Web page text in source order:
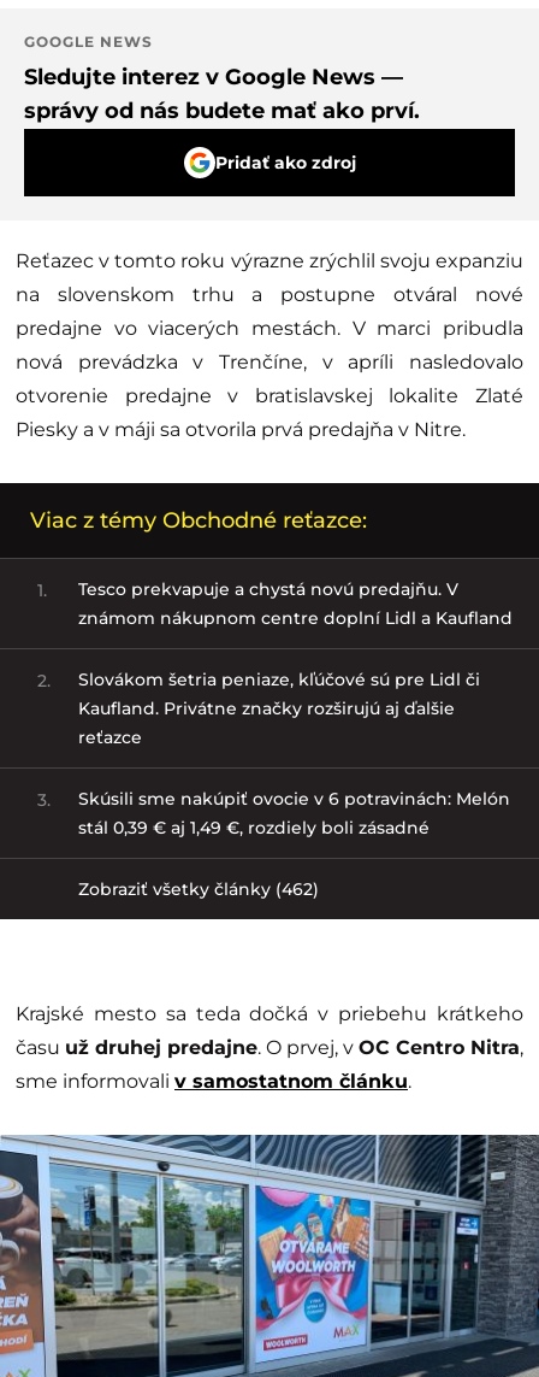
GOOGLE NEWS
Sledujte interez v Google News —
správy od nás budete mať ako prví.
Pridať ako zdroj
Reťazec v tomto roku výrazne zrýchlil svoju expanziu
na slovenskom trhu a postupne otváral nové
predajne vo viacerých mestách. V marci pribudla
nová prevádzka v Trenčíne, v apríli nasledovalo
otvorenie predajne v bratislavskej lokalite Zlaté
Piesky a v máji sa otvorila prvá predajňa v Nitre.
Viac z témy Obchodné reťazce:
1.
Tesco prekvapuje a chystá novú predajňu. V
známom nákupnom centre doplní Lidl a Kaufland
2.
Slovákom šetria peniaze, kľúčové sú pre Lidl či
Kaufland. Privátne značky rozširujú aj ďalšie
reťazce
3.
Skúsili sme nakúpiť ovocie v 6 potravinách: Melón
stál 0,39 € aj 1,49 €, rozdiely boli zásadné
Zobraziť všetky články (462)
Krajské mesto sa teda dočká v priebehu krátkeho
času už druhej predajne. O prvej, v OC Centro Nitra,
sme informovali v samostatnom článku.